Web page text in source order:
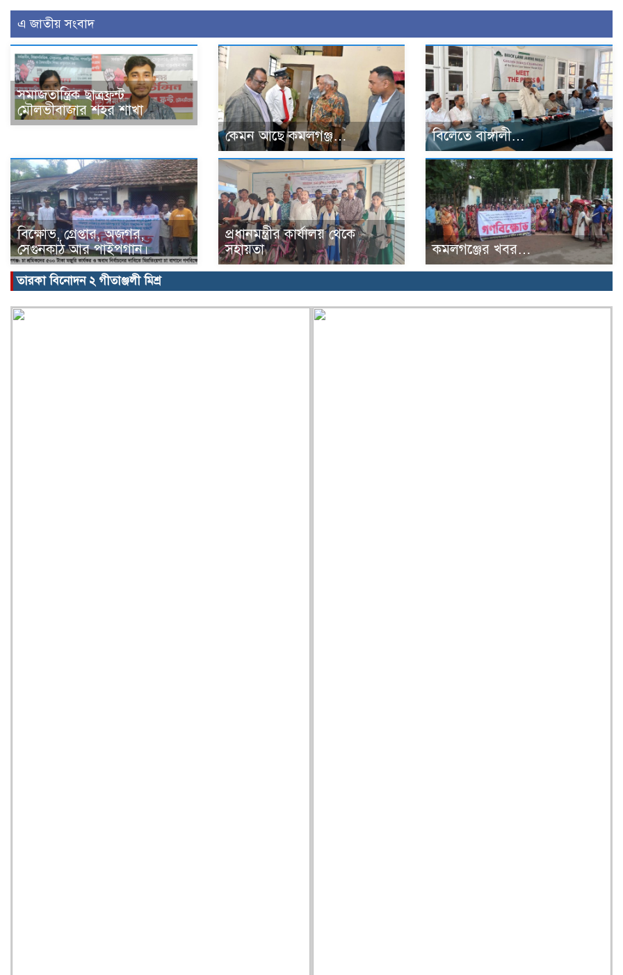
এ জাতীয় সংবাদ
সমাজতান্ত্রিক ছাত্রফ্রন্ট
মৌলভীবাজার শহর শাখা
কেমন আছে কমলগঞ্জ…
বিলেতে বাঙ্গালী…
বিক্ষোভ, গ্রেপ্তার, অজগর,
সেগুনকাঠ আর পাইপগান।
প্রধানমন্ত্রীর কার্যালয় থেকে
সহায়তা
কমলগঞ্জের খবর…
তারকা বিনোদন ২ গীতাঞ্জলী মিশ্র